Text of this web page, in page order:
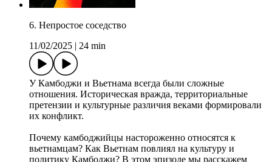
6. Непростое соседство
11/02/2025
24 min
У Камбоджи и Вьетнама всегда были сложные
отношения. Историческая вражда, территориальные
претензии и культурные различия веками формировали
их конфликт.
Почему камбоджийцы настороженно относятся к
вьетнамцам? Как Вьетнам повлиял на культуру и
политику Камбоджи? В этом эпизоде мы расскажем